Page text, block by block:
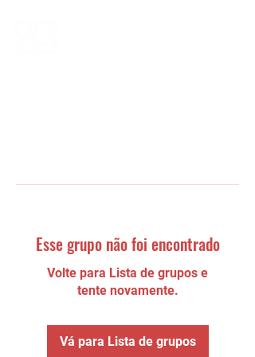
Esse grupo não foi encontrado
Volte para Lista de grupos e
tente novamente.
Vá para Lista de grupos